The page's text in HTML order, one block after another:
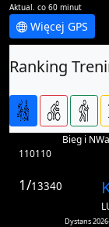
Aktual. co 60 minut
Więcej GPS
Ranking
Bieg i
110110
1/13340
Dystans